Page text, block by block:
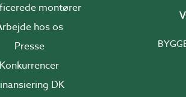
For at
montører
hos os
Presse
Konkurrencer
DK